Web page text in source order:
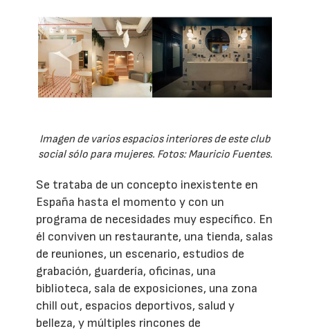
Imagen de varios espacios interiores de este club
social sólo para mujeres. Fotos: Mauricio Fuentes.
Se trataba de un concepto inexistente en
España hasta el momento y con un
programa de necesidades muy específico. En
él conviven un restaurante, una tienda, salas
de reuniones, un escenario, estudios de
grabación, guardería, oficinas, una
biblioteca, sala de exposiciones, una zona
chill out, espacios deportivos, salud y
belleza, y múltiples rincones de